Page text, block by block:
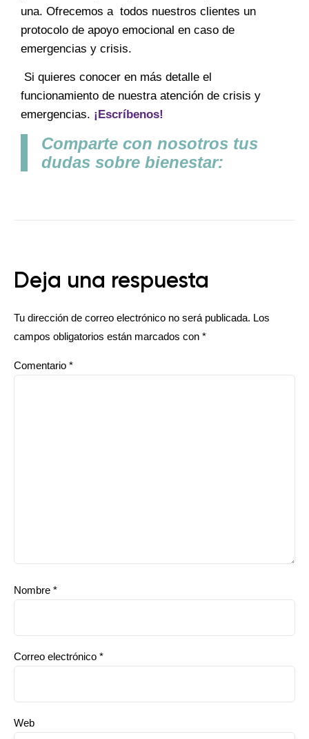
una. Ofrecemos a todos nuestros clientes un
protocolo de apoyo emocional en caso de
emergencias y crisis.
Si quieres conocer en más detalle el
funcionamiento de nuestra atención de crisis y
emergencias. ¡Escríbenos!
Comparte con nosotros tus
dudas sobre bienestar:
Deja una respuesta
Tu dirección de correo electrónico no será publicada. Los
campos obligatorios están marcados con *
Comentario *
Nombre *
Correo electrónico *
Web